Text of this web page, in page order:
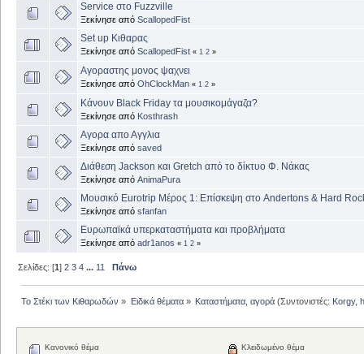
Service στο Fuzzville
Ξεκίνησε από ScallopedFist
Set up Κιθαρας
Ξεκίνησε από ScallopedFist « 1 2 »
Αγοραστης μονος ψαχνει
Ξεκίνησε από OhClockMan « 1 2 »
Κάνουν Black Friday τα μουσικομάγαζα?
Ξεκίνησε από Kosthrash
Αγορα απο Αγγλια
Ξεκίνησε από saved
Διάθεση Jackson και Gretch από το δίκτυο Φ. Νάκας
Ξεκίνησε από AnimaPura
Μουσικό Eurotrip Μέρος 1: Επίσκεψη στο Andertons & Hard
Ξεκίνησε από sfanfan
Ευρωπαϊκά υπερκαταστήματα και προβλήματα
Ξεκίνησε από adr1anos « 1 2 »
Σελίδες: [1]2 3 4 ... 11 Πάνω
Το Στέκι των Κιθαρωδών » Ειδικά θέματα» Καταστήματα, αγορά(Συντονιστές: Korgy,
Κανονικό θέμα Κλειδωμένο θέμα